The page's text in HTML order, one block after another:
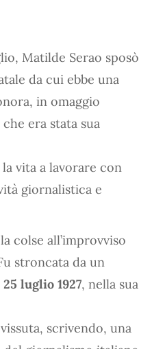
Matilde Serao sposò
da cui ebbe una
in omaggio
era stata sua
vita a lavorare con
giornalistica e
colse all’improvviso
stroncata da un
25 luglio 1927, nella sua
scrivendo, una